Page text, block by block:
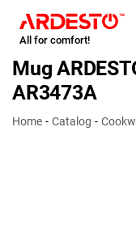
All for comfort!
Mug
AR3473A
Home Catalog